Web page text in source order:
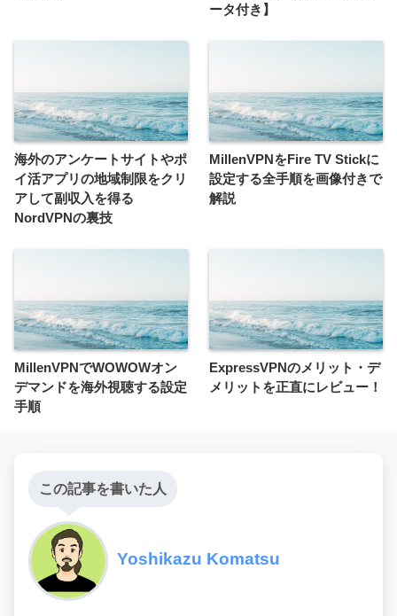
ータ付き】
海外のアンケートサイトやポ
イ活アプリの地域制限をクリ
アして副収入を得る
NordVPNの裏技
MillenVPNをFire TV Stickに
設定する全手順を画像付きで
解説
MillenVPNでWOWOWオン
デマンドを海外視聴する設定
手順
ExpressVPNのメリット・デ
メリットを正直にレビュー！
この記事を書いた人
Yoshikazu Komatsu